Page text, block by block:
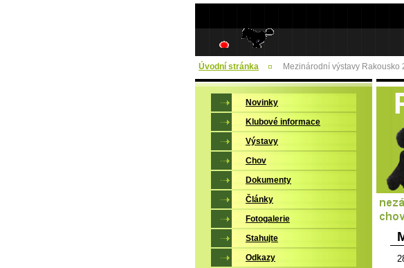
Úvodní stránka Mezinárodní výstavy Rakousko
Novinky
Klubové informace
Výstavy
Chov
Dokumenty
Články
Fotogalerie
Stahujte
Odkazy